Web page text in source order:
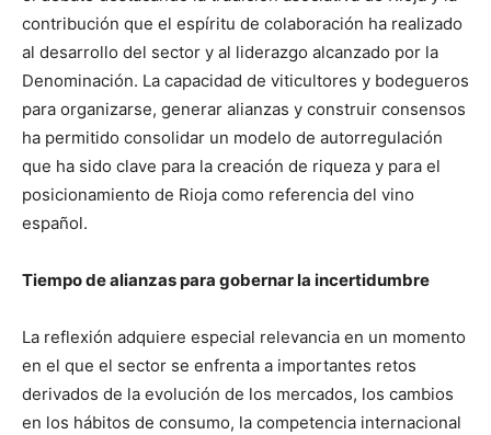
contribución que el espíritu de colaboración ha realizado
al desarrollo del sector y al liderazgo alcanzado por la
Denominación. La capacidad de viticultores y bodegueros
para organizarse, generar alianzas y construir consensos
ha permitido consolidar un modelo de autorregulación
que ha sido clave para la creación de riqueza y para el
posicionamiento de Rioja como referencia del vino
español.
Tiempo de alianzas para gobernar la incertidumbre
La reflexión adquiere especial relevancia en un momento
en el que el sector se enfrenta a importantes retos
derivados de la evolución de los mercados, los cambios
en los hábitos de consumo, la competencia internacional